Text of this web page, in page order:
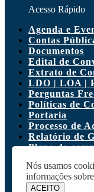
Nós usamos
informações
ACEITO
Acesso Rápido
Agenda e
Contas
Documentos
Edital de
Extrato de
LDO | LOA |
Perguntas
Políticas de
Portaria
Processo de
Relatório de
Plano de
Plano de
Balancete
Balancete 2025